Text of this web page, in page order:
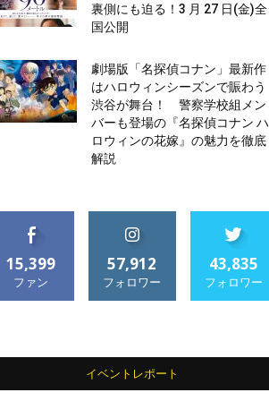
裏側にも迫る！3 月 27 日(金)全
国公開
劇場版「名探偵コナン」最新作
はハロウィンシーズンで賑わう
渋谷が舞台！ 警察学校組メン
バーも登場の『名探偵コナン ハ
ロウィンの花嫁』の魅力を徹底
解説
15,399
ファン
57,912
フォロワー
43,835
フォロワー
イベントレポート